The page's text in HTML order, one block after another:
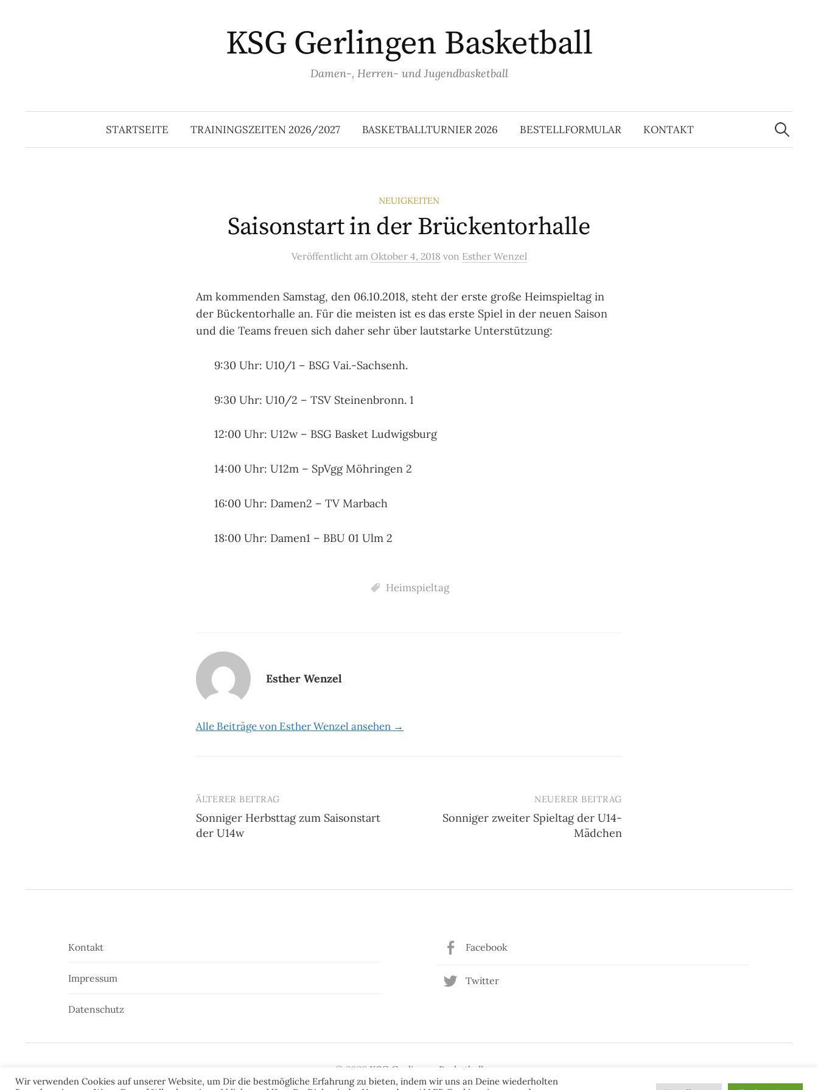
KSG Gerlingen Basketball
Damen-, Herren- und Jugendbasketball
STARTSEITE TRAININGSZEITEN 2026/2027 BASKETBALLTURNIER 2026 BESTELLFORMULAR KONTAKT
Suchen
nach:
NEUIGKEITEN
Saisonstart in der Brückentorhalle
Veröffentlicht am Oktober 4, 2018 von Esther Wenzel
Am kommenden Samstag, den 06.10.2018, steht der erste große Heimspieltag in
der Bückentorhalle an. Für die meisten ist es das erste Spiel in der neuen Saison
und die Teams freuen sich daher sehr über lautstarke Unterstützung:
9:30 Uhr: U10/1 – BSG Vai.-Sachsenh.
9:30 Uhr: U10/2 – TSV Steinenbronn. 1
12:00 Uhr: U12w – BSG Basket Ludwigsburg
14:00 Uhr: U12m – SpVgg Möhringen 2
16:00 Uhr: Damen2 – TV Marbach
18:00 Uhr: Damen1 – BBU 01 Ulm 2
Heimspieltag
Esther Wenzel
Alle Beiträge von Esther Wenzel ansehen →
Beitrags-
Navigation
ÄLTERER BEITRAG
Sonniger Herbsttag zum Saisonstart
der U14w
NEUERER BEITRAG
Sonniger zweiter Spieltag der U14-
Mädchen
Kontakt
Impressum
Datenschutz
Facebook
Twitter
© 2026 KSG Gerlingen Basketball
Wir verwenden Cookies auf unserer Website, um Dir die bestmögliche Erfahrung zu bieten, indem wir uns an Deine wiederholten